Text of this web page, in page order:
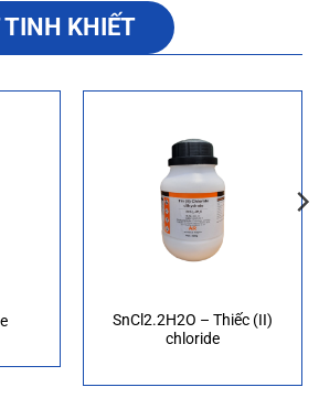
KHIẾT
SnCl2.2H2O – Thiếc (II)
chloride